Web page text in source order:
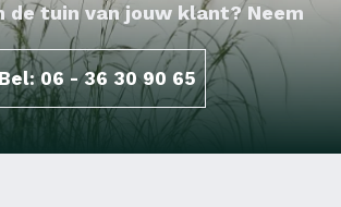
de tuin van jouw klant? Neem
Bel: 06 - 36 30 90 65